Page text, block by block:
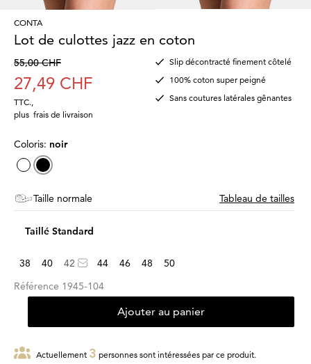
CONTA
Lot de culottes jazz en coton
55,00 CHF
27,49 CHF
TTC.
plus frais de livraison
Slip décontracté finement côtelé
100% coton super peigné
Sans coutures latérales gênantes
Coloris: noir
Taille normale Tableau de tailles
Taillé Standard
38 40 42 44 46 48
50
Référence 1945-104
Ajouter au panier
Actuellement 3 personnes sont intéressées par ce produit.